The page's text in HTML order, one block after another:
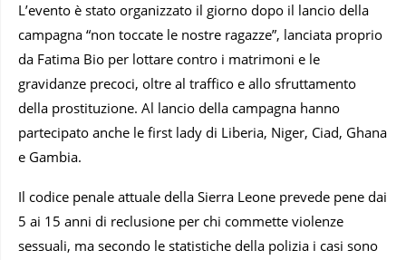
L’evento è stato organizzato il giorno dopo il lancio della
campagna “non toccate le nostre ragazze”, lanciata proprio
da Fatima Bio per lottare contro i matrimoni e le
gravidanze precoci, oltre al traffico e allo sfruttamento
della prostituzione. Al lancio della campagna hanno
partecipato anche le first lady di Liberia, Niger, Ciad, Ghana
e Gambia.
Il codice penale attuale della Sierra Leone prevede pene dai
5 ai 15 anni di reclusione per chi commette violenze
sessuali, ma secondo le statistiche della polizia i casi sono